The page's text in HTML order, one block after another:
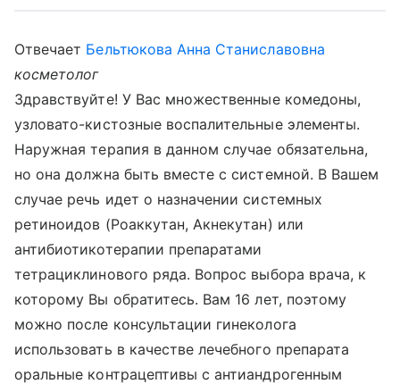
Отвечает Бельтюкова Анна Станиславовна
косметолог
Здравствуйте! У Вас множественные комедоны,
узловато-кистозные воспалительные элементы.
Наружная терапия в данном случае обязательна,
но она должна быть вместе с системной. В Вашем
случае речь идет о назначении системных
ретиноидов (Роаккутан, Акнекутан) или
антибиотикотерапии препаратами
тетрациклинового ряда. Вопрос выбора врача, к
которому Вы обратитесь. Вам 16 лет, поэтому
можно после консультации гинеколога
использовать в качестве лечебного препарата
оральные контрацептивы с антиандрогенным